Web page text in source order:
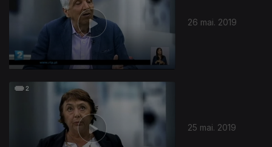
26 mai. 2019
25 mai. 2019